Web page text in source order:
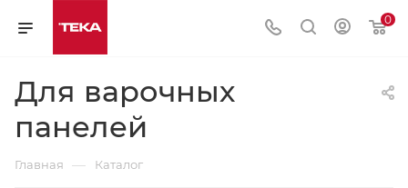
0
Для варочных
панелей
Главная — Каталог